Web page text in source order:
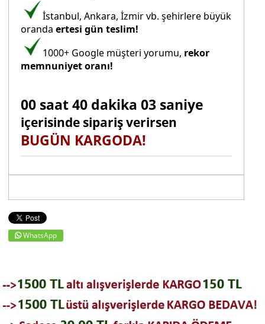
İstanbul, Ankara, İzmir vb. şehirlere büyük
orandaertesi gün teslim!
1000+ Google müşteri yorumu, rekor
memnuniyet oranı!
00 saat 40 dakika 02 saniye
içerisinde sipariş verirsen
BUGÜN KARGODA!
WhatsApp